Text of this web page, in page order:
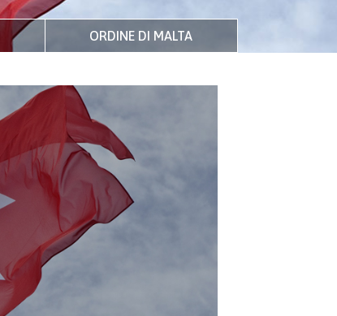
ORDINE DI MALTA